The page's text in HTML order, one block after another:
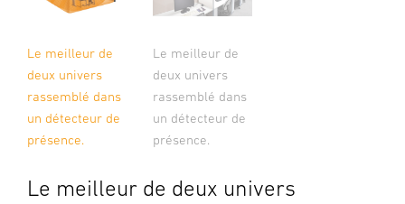
Le meilleur de
deux univers
rassemblé dans
un détecteur de
présence.
Le meilleur de
deux univers
rassemblé dans
un détecteur de
présence.
Le meilleur de deux univers